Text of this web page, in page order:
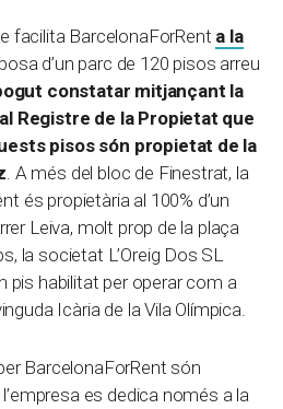
facilita BarcelonaForRent a la
d’un parc de 120 pisos arreu
constatar mitjançant la
Registre de la Propietat que
pisos són propietat de la
. A més del bloc de Finestrat, la
és propietària al 100% d’un
Leiva, molt prop de la plaça
la societat L’Oreig Dos SL
pis habilitat per operar com a
Icària de la Vila Olímpica.
BarcelonaForRent són
es dedica només a la